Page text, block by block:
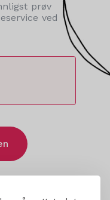
prøv
ved